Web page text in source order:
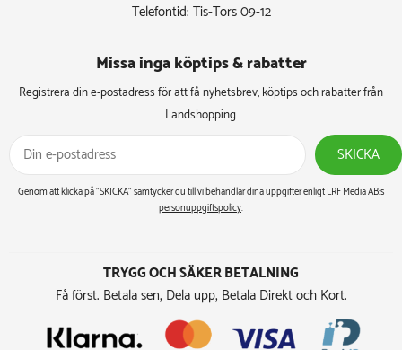
Telefontid: Tis-Tors 09-12
Missa inga köptips & rabatter​
Registrera din e-postadress för att få nyhetsbrev, köptips och rabatter från
Landshopping.
SKICKA
Genom att klicka på ”SKICKA” samtycker du till vi behandlar dina uppgifter enligt LRF Media AB:s
personuppgiftspolicy.
TRYGG OCH SÄKER BETALNING
Få först. Betala sen, Dela upp, Betala Direkt och Kort.